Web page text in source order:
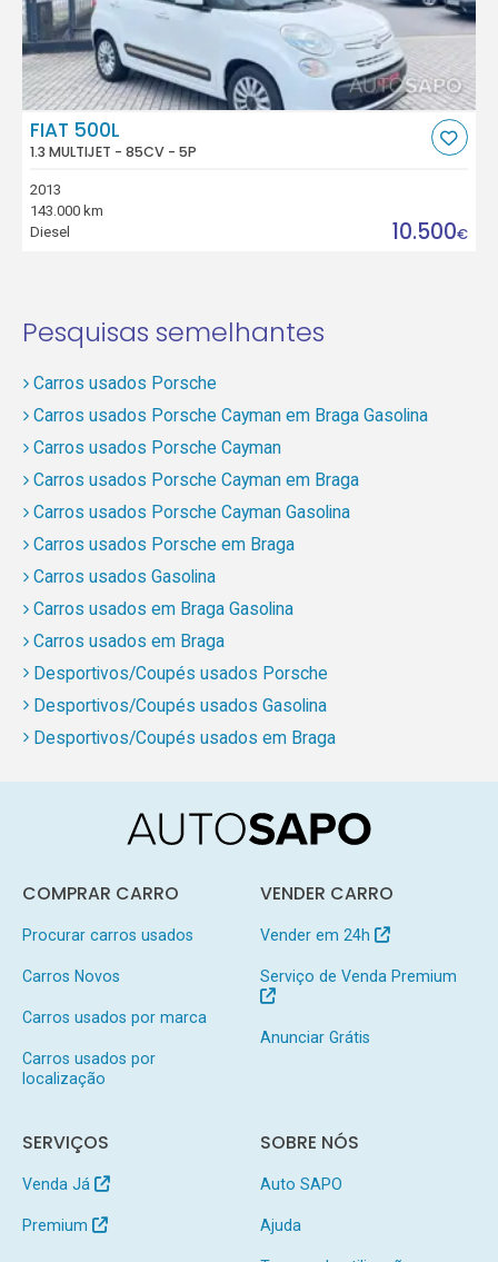
FIAT 500L
1.3 MULTIJET - 85CV - 5P
2013
143.000 km
Diesel
10.500€
Pesquisas semelhantes
Carros usados Porsche
Carros usados Porsche Cayman em Braga Gasolina
Carros usados Porsche Cayman
Carros usados Porsche Cayman em Braga
Carros usados Porsche Cayman Gasolina
Carros usados Porsche em Braga
Carros usados Gasolina
Carros usados em Braga Gasolina
Carros usados em Braga
Desportivos/Coupés usados Porsche
Desportivos/Coupés usados Gasolina
Desportivos/Coupés usados em Braga
COMPRAR CARRO
Procurar carros usados
Carros Novos
Carros usados por marca
Carros usados por
localização
VENDER CARRO
Vender em 24h
Serviço de Venda Premium
Anunciar Grátis
SERVIÇOS
Venda Já
Premium
SOBRE NÓS
Auto SAPO
Ajuda